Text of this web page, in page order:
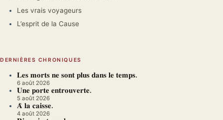
Les vrais voyageurs
L’esprit de la Cause
DERNIÈRES CHRONIQUES
𝐋𝐞𝐬 𝐦𝐨𝐫𝐭𝐬 𝐧𝐞 𝐬𝐨𝐧𝐭 𝐩𝐥𝐮𝐬 𝐝𝐚𝐧𝐬 𝐥𝐞 𝐭𝐞𝐦𝐩𝐬.
6 août 2026
𝐔𝐧𝐞 𝐩𝐨𝐫𝐭𝐞 𝐞𝐧𝐭𝐫𝐨𝐮𝐯𝐞𝐫𝐭𝐞.
5 août 2026
𝐀̀ 𝐥𝐚 𝐜𝐚𝐢𝐬𝐬𝐞.
4 août 2026